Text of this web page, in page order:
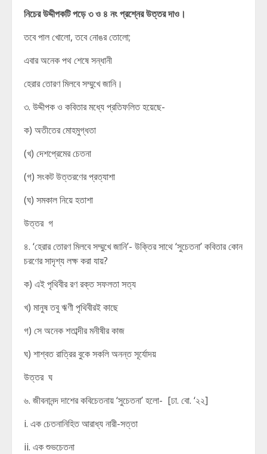
নিচেরউদ্দীপকটিপড়ে৩ও ৪ নংপ্রশ্নেরউত্তরদাও।
তবে পাল খোলো, তবে নোঙর তোলো;
এবার অনেক পথ শেষে সন্ধানী
হেরার তোরণ মিলবে সম্মুখে জানি।
৩. উদ্দীপক ও কবিতার মধ্যে প্রতিফলিত হয়েছে-
ক) অতীতের মোহমুগ্ধতা
(খ) দেশপ্রেমের চেতনা
(গ) সংকট উত্তরণের প্রত্যাশা
(ঘ) সমকাল নিয়ে হতাশা
উত্তর গ
৪. ‘হেরার তোরণ মিলবে সম্মুখে জানি’- উক্তির সাথে ‘সুচেতনা’ কবিতার কোন
চরণের সাদৃশ্য লক্ষ করা যায়?
ক) এই পৃথিবীর রণ রক্ত সফলতা সত্য
খ) মানুষ তবু ঋণী পৃথিবীরই কাছে
গ) সে অনেক শতাব্দীর মনীষীর কাজ
ঘ) শাশ্বত রাত্রির বুকে সকলি অনন্ত সূর্যোদয়
উত্তর ঘ
৬. জীবনানন্দ দাশের কবিচেতনায় ‘সুচেতনা’ হলো- [ঢা. বো. ‘২২]
i. এক চেতনানিহিত আরাধ্য নারী-সত্তা
ii. এক শুভচেতনা